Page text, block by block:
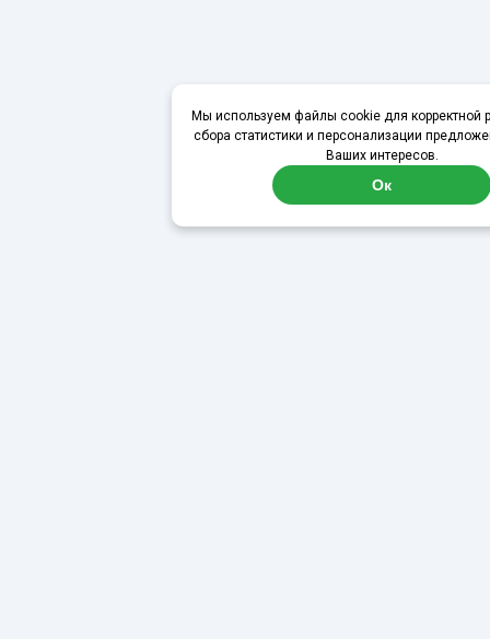
Мы используем файлы cookie для корректной
сбора статистики и персонализации
Ваших интересов.
Ок